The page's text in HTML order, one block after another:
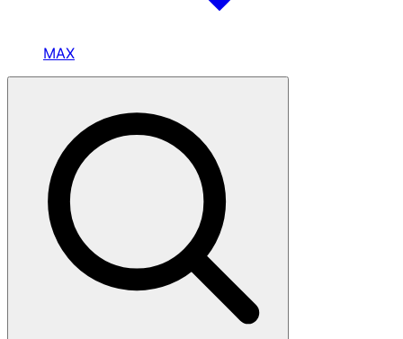
MAX